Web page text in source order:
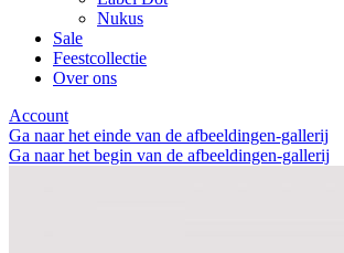
Nukus
Sale
Feestcollectie
Over ons
Account
Ga naar het einde van de afbeeldingen-gallerij
Ga naar het begin van de afbeeldingen-gallerij